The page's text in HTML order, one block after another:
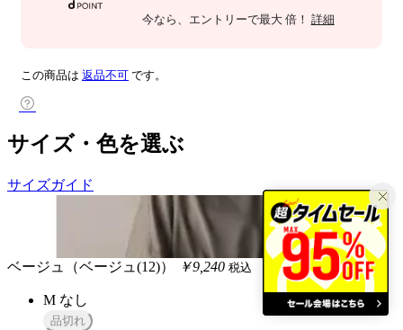
今なら 、エントリーで最大 倍！ 詳細
この商品は 返品不可 です。
サイズ・色を選ぶ
サイズガイド
ベージュ（ベージュ(12)） ￥9,240 税込
M なし
品切れ